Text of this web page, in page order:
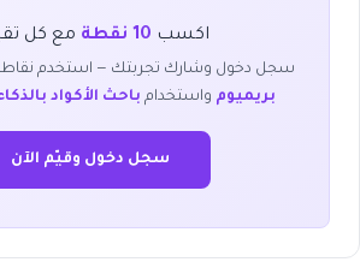
اكسب 10 نقطة مع كل
سجل دخول وشارك تجربتك — استخدم
بريميوم واستخدام باحث الأكواد
سجل دخول وقيّم الآن